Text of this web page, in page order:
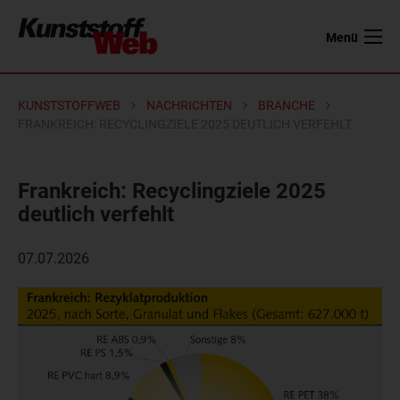
Menü
KUNSTSTOFFWEB NACHRICHTEN
BRANCHE
Frankreich: Recyclingziele 2025
deutlich verfehlt
07.07.2026